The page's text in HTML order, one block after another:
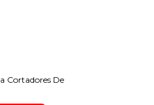
Cortadores De